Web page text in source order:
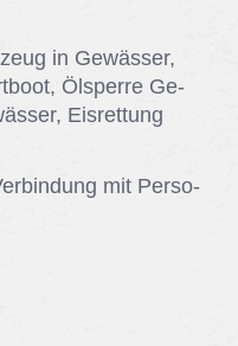
in Ge­wäs­ser,
Ölsper­re Ge­
Eis­ret­tung
mit Per­so­